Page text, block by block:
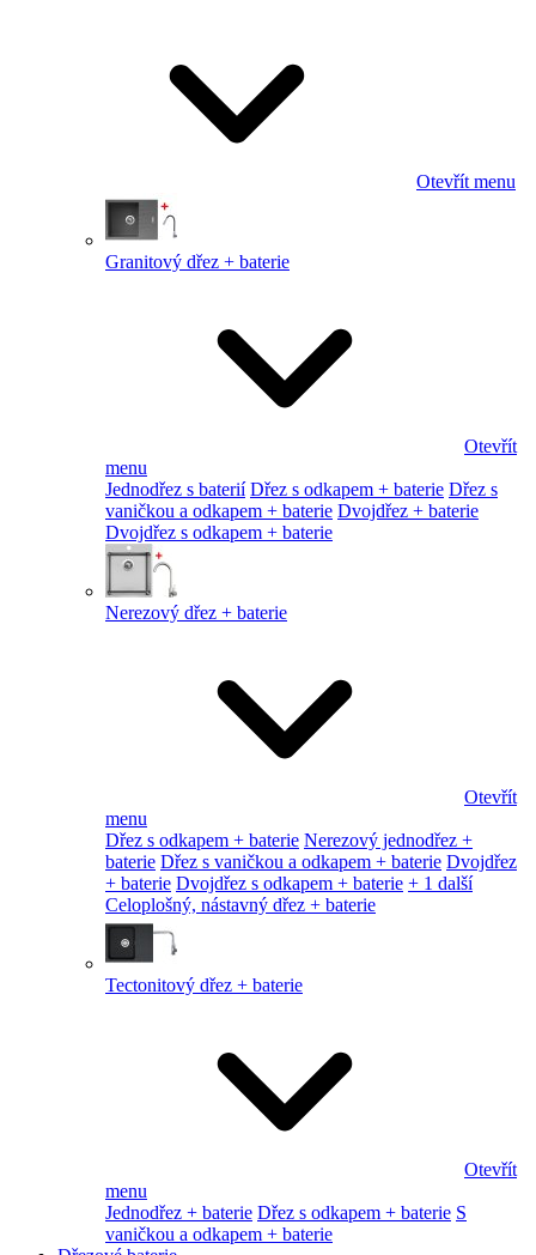
Otevřít menu
Granitový dřez + baterie
Otevřít
menu
Jednodřez s baterií Dřez s odkapem + baterie Dřez s
vaničkou a odkapem + baterie Dvojdřez + baterie
Dvojdřez s odkapem + baterie
Nerezový dřez + baterie
Otevřít
menu
Dřez s odkapem + baterie Nerezový jednodřez +
baterie Dřez s vaničkou a odkapem + baterie Dvojdřez
+ baterie Dvojdřez s odkapem + baterie + 1 další
Celoplošný, nástavný dřez + baterie
Tectonitový dřez + baterie
Otevřít
menu
Jednodřez + baterie Dřez s odkapem + baterie S
vaničkou a odkapem + baterie